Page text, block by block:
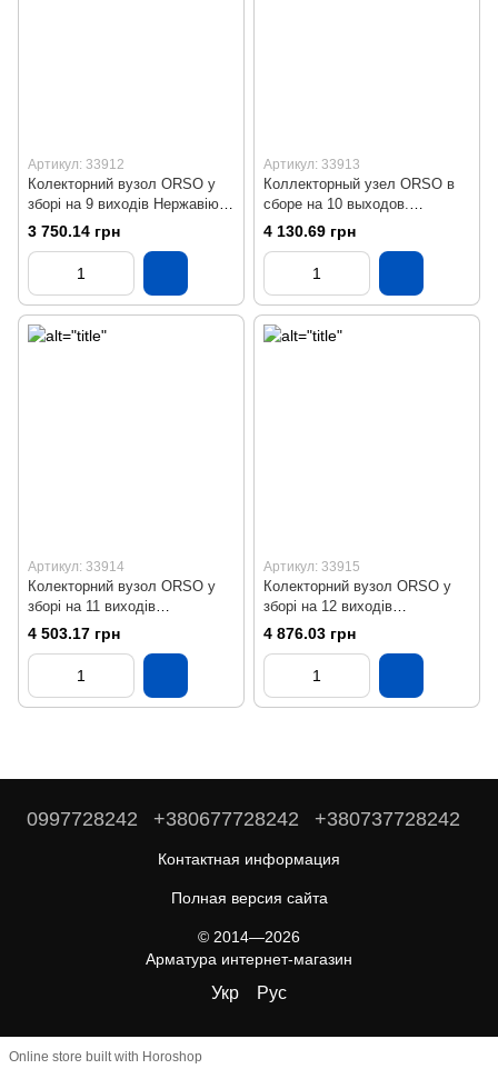
Артикул: 33912
Колекторний вузол ORSO у
зборі на 9 виходів Нержавіюча
сталь SS304 Бронза
3 750.14 грн
Артикул: 33913
Коллекторный узел ORSO в
сборе на 10 выходов.
Нержавеющая сталь SS304
4 130.69 грн
Артикул: 33914
Колекторний вузол ORSO у
зборі на 11 виходів
Нержавіюча сталь SS304
4 503.17 грн
Артикул: 33915
Колекторний вузол ORSO у
зборі на 12 виходів
Нержавіюча сталь SS304
4 876.03 грн
0997728242 +380677728242 +380737728242
Контактная информация
Полная версия сайта
© 2014—2026
Арматура интернет-магазин
Укр Рус
Online store built with Horoshop